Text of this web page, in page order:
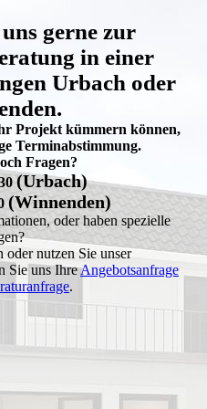
gerne zur
in einer
Urbach oder
Projekt kümmern können,
Terminabstimmung.
Fragen?
(Urbach)
(Winnenden)
oder haben spezielle
oder nutzen Sie unser
Sie uns IhreAngebotsanfrage
.